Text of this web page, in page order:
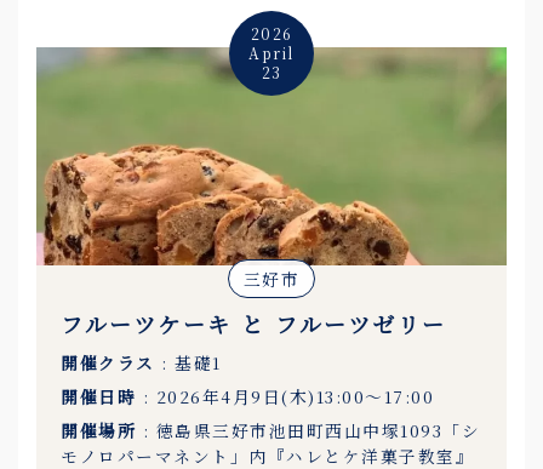
2026
April
23
三好市
フルーツケーキ と フルーツゼリー
開催クラス : 基礎1
開催日時 : 2026年4月9日(木)13:00〜17:00
開催場所 : 徳島県三好市池田町西山中塚1093「シ
モノロパーマネント」内『ハレとケ洋菓子教室』